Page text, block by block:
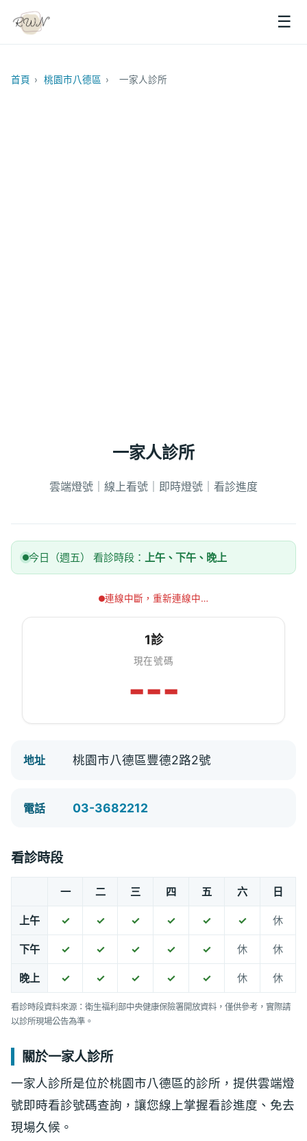
☰
首頁 › 桃園市八德區 › 一家人診所
一家人診所
雲端燈號｜線上看號｜即時燈號｜看診進度
今日（週五） 看診時段： 上午、下午、晚上
連線中斷，重新連線中…
1診
現在號碼
---
地址 桃園市八德區豐德2路2號
電話 03-3682212
看診時段
一 二 三 四 五 六 日
上午 ✓ ✓ ✓ ✓ ✓ ✓ 休
下午 ✓ ✓ ✓ ✓ ✓ 休 休
晚上 ✓ ✓ ✓ ✓ ✓ 休 休
看診時段資料來源：衛生福利部中央健康保險署開放資料，僅供參考，實際請
以診所現場公告為準。
關於一家人診所
一家人診所是位於桃園市八德區的診所，提供雲端燈
號即時看診號碼查詢，讓您線上掌握看診進度、免去
現場久候。